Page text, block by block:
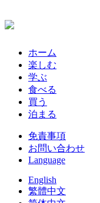
ホーム
楽しむ
学ぶ
食べる
買う
泊まる
免責事項
お問い合わせ
Language
English
繁體中文